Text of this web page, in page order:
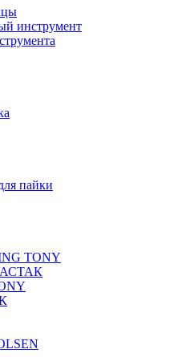
инструмент
пайки
TONY